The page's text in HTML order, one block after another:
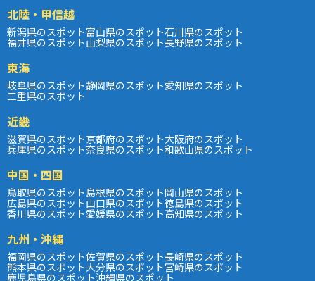
北陸・甲信越
新潟県のスポット富山県のスポット石川県のスポット
福井県のスポット山梨県のスポット長野県のスポット
東海
岐阜県のスポット静岡県のスポット愛知県のスポット
三重県のスポット
近畿
滋賀県のスポット京都府のスポット大阪府のスポット
兵庫県のスポット奈良県のスポット和歌山県のスポット
中国・四国
鳥取県のスポット島根県のスポット岡山県のスポット
広島県のスポット山口県のスポット徳島県のスポット
香川県のスポット愛媛県のスポット高知県のスポット
九州・沖縄
福岡県のスポット佐賀県のスポット長崎県のスポット
熊本県のスポット大分県のスポット宮崎県のスポット
鹿児島県のスポット沖縄県のスポット